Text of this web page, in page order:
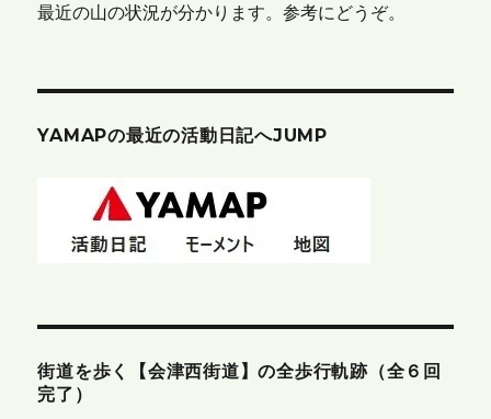
最近の山の状況が分かります。参考にどうぞ。
YAMAPの最近の活動日記へJUMP
街道を歩く【会津西街道】の全歩行軌跡（全６回
完了）